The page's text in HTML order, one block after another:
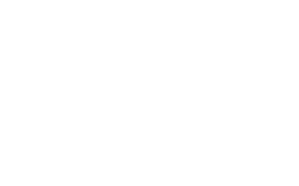
spațiul. Spuneți adio monotoniei plictisitoare! Creați-vă propriul stil de
design spectaculoase și, în același timp, ascund fisuri, denivelări sau alte
Nu este nevoie să instalați structuri de suport complicate, deoarece
de a masca elementele structurale ale unei clădiri, aducând totodată un
dar are în general un rol decorativ și nu de susținere structurală.
a adăuga un accent artistic în orice spațiu interior. Aceste elemente
Disponibile într-o gamă variată de forme și dimensiuni, acestea